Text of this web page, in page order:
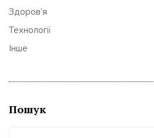
Здоров’я
Технології
Інше
Пошук